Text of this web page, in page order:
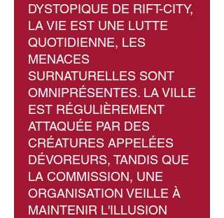
DYSTOPIQUE DE RIFT-CITY,
LA VIE EST UNE LUTTE
QUOTIDIENNE, LES
MENACES
SURNATURELLES SONT
OMNIPRÉSENTES. LA VILLE
EST RÉGULIÈREMENT
ATTAQUÉE PAR DES
CRÉATURES APPELÉES
DÉVOREURS, TANDIS QUE
LA COMMISSION, UNE
ORGANISATION VEILLE À
MAINTENIR L'ILLUSION